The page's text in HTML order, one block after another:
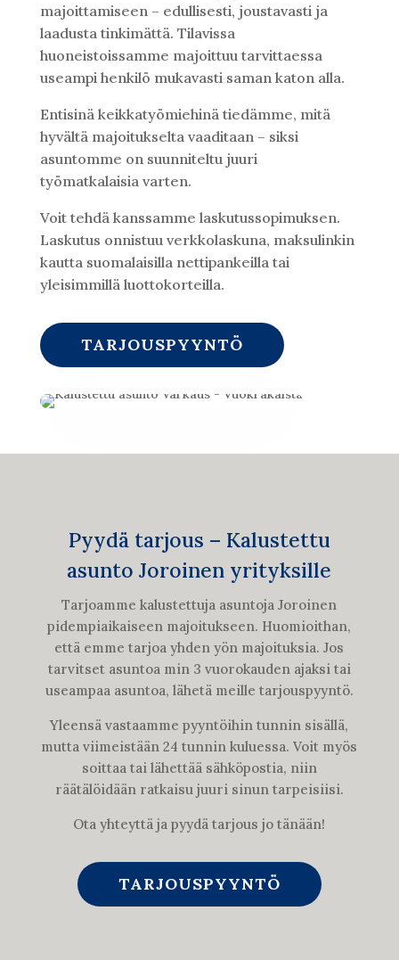
majoittamiseen – edullisesti, joustavasti ja
laadusta tinkimättä. Tilavissa
huoneistoissamme majoittuu tarvittaessa
useampi henkilö mukavasti saman katon alla.
Entisinä keikkatyömiehinä tiedämme, mitä
hyvältä majoitukselta vaaditaan – siksi
asuntomme on suunniteltu juuri
työmatkalaisia varten.
Voit tehdä kanssamme laskutussopimuksen.
Laskutus onnistuu verkkolaskuna, maksulinkin
kautta suomalaisilla nettipankeilla tai
yleisimmillä luottokorteilla.
TARJOUSPYYNTÖ
Pyydä tarjous – Kalustettu
asunto Joroinen yrityksille
Tarjoamme kalustettuja asuntoja Joroinen
pidempiaikaiseen majoitukseen. Huomioithan,
että emme tarjoa yhden yön majoituksia. Jos
tarvitset asuntoa min 3 vuorokauden ajaksi tai
useampaa asuntoa, lähetä meille tarjouspyyntö.
Yleensä vastaamme pyyntöihin tunnin sisällä,
mutta viimeistään 24 tunnin kuluessa. Voit myös
soittaa tai lähettää sähköpostia, niin
räätälöidään ratkaisu juuri sinun tarpeisiisi.
Ota yhteyttä ja pyydä tarjous jo tänään!
TARJOUSPYYNTÖ